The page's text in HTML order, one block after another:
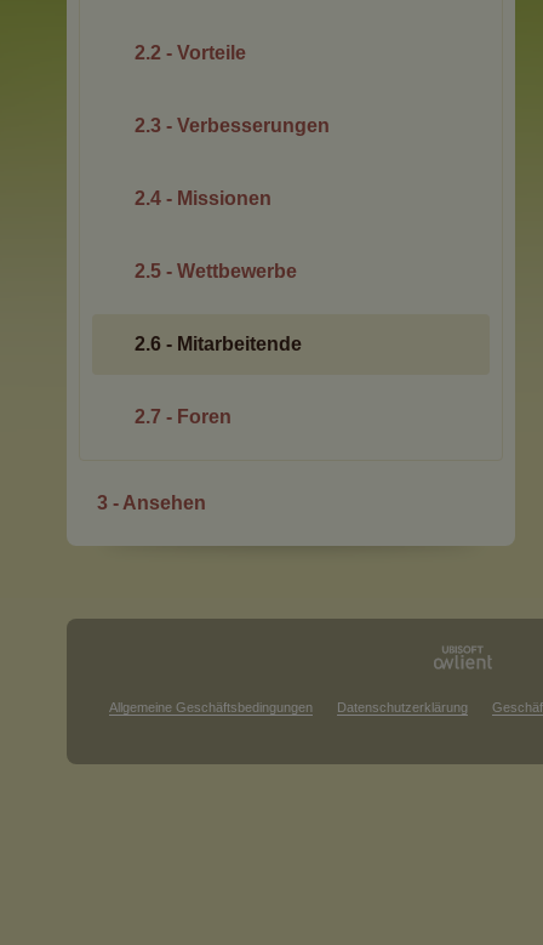
2.2 - Vorteile
2.3 - Verbesserungen
2.4 - Missionen
2.5 - Wettbewerbe
2.6 - Mitarbeitende
2.7 - Foren
3 - Ansehen
Allgemeine Geschäftsbedingungen Datenschutzerklärung